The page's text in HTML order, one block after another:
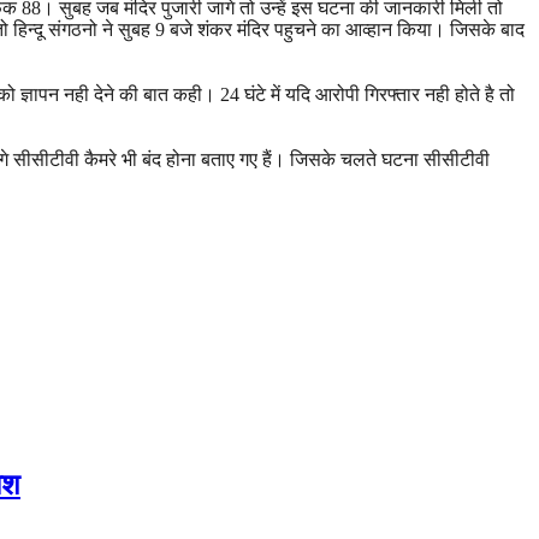
सुबह जब मंदिर पुजारी जागे तो उन्हें इस घटना की जानकारी मिली तो
हिन्दू संगठनो ने सुबह 9 बजे शंकर मंदिर पहुचने का आव्हान किया। जिसके बाद
नही देने की बात कही। 24 घंटे में यदि आरोपी गिरफ्तार नही होते है तो
कैमरे भी बंद होना बताए गए हैं। जिसके चलते घटना सीसीटीवी